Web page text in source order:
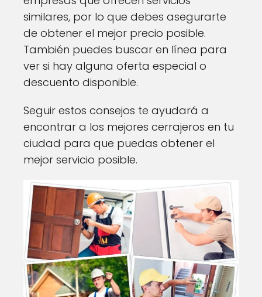
similares, por lo que debes asegurarte
de obtener el mejor precio posible.
También puedes buscar en línea para
ver si hay alguna oferta especial o
descuento disponible.
Seguir estos consejos te ayudará a
encontrar a los mejores cerrajeros en tu
ciudad para que puedas obtener el
mejor servicio posible.